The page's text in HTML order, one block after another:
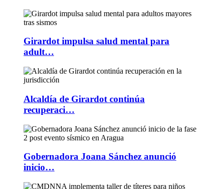
Girardot impulsa salud mental para
adult…
Alcaldía de Girardot continúa
recuperaci…
Gobernadora Joana Sánchez anunció
inicio…